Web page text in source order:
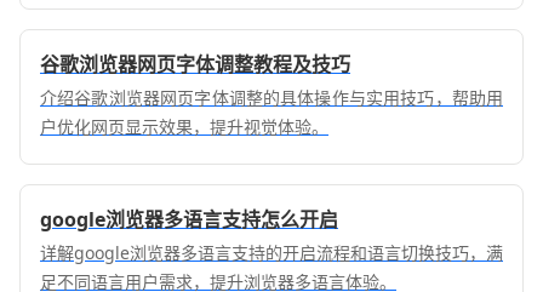
谷歌浏览器网页字体调整教程及技巧
介绍谷歌浏览器网页字体调整的具体操作与实用技巧，帮助用
户优化网页显示效果，提升视觉体验。
google浏览器多语言支持怎么开启
详解google浏览器多语言支持的开启流程和语言切换技巧，满
足不同语言用户需求，提升浏览器多语言体验。